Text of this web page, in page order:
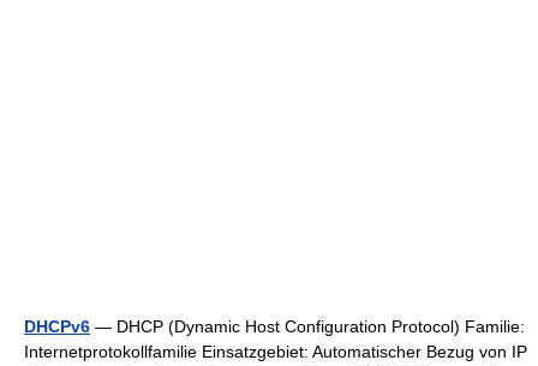
DHCPv6 — DHCP (Dynamic Host Configuration Protocol) Familie:
Internetprotokollfamilie Einsatzgebiet: Automatischer Bezug von IP